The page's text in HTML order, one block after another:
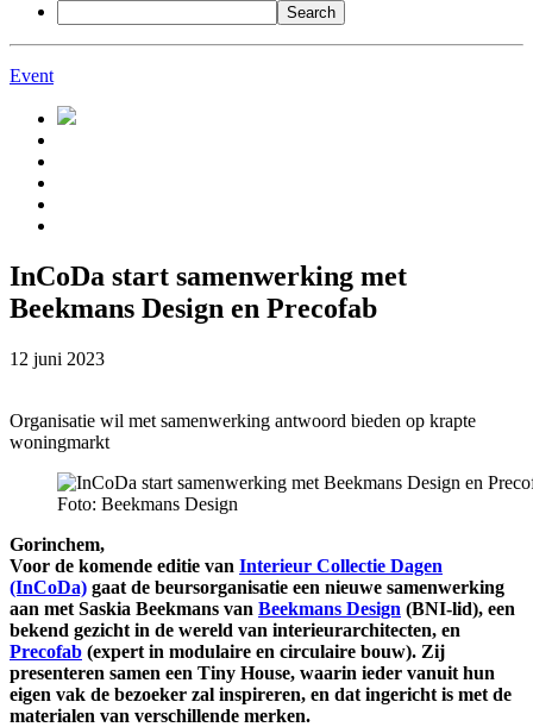
Event
InCoDa start samenwerking met
Beekmans Design en Precofab
12 juni 2023
Organisatie wil met samenwerking antwoord bieden op krapte
woningmarkt
Foto: Beekmans Design
Gorinchem,
Voor de komende editie van Interieur Collectie Dagen
(InCoDa) gaat de beursorganisatie een nieuwe samenwerking
aan met Saskia Beekmans van Beekmans Design (BNI-lid), een
bekend gezicht in de wereld van interieurarchitecten, en
Precofab (expert in modulaire en circulaire bouw). Zij
presenteren samen een Tiny House, waarin ieder vanuit hun
eigen vak de bezoeker zal inspireren, en dat ingericht is met de
materialen van verschillende merken.